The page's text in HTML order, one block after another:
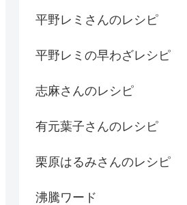
平野レミさんのレシピ
平野レミの早わざレシピ
志麻さんのレシピ
有元葉子さんのレシピ
栗原はるみさんのレシピ
沸騰ワード